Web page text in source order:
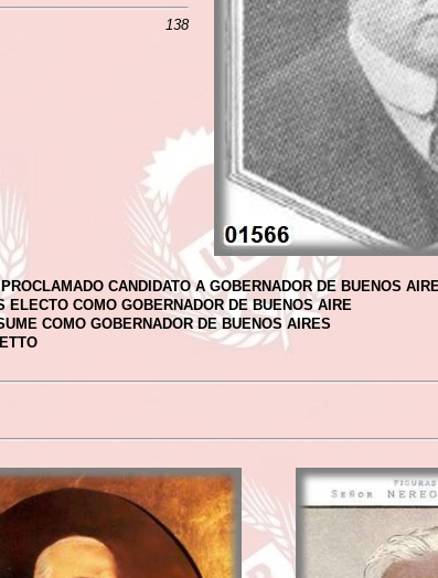
138
CANDIDATO A GOBERNADOR DE BUENOS
ELECTO COMO GOBERNADOR DE BUENOS AIRE
COMO GOBERNADOR DE BUENOS AIRES